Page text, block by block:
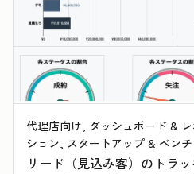
代理店向け, ダッシュボード &
ション, スタートアップ & ベン
リード（見込み客）のトラ